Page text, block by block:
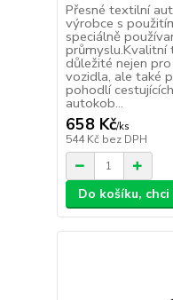
Přesné textilní
výrobce s
speciálně
průmyslu.Kvalitní
důležité nejen
vozidla, ale také
pohodlí
autokob...
658 Kč/ks
544 Kč bez DPH
Do košíku,